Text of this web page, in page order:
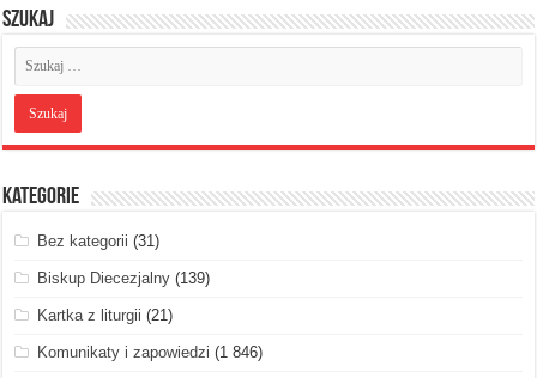
Szukaj
Kategorie
Bez kategorii (31)
Biskup Diecezjalny (139)
Kartka z liturgii (21)
Komunikaty i zapowiedzi (1 846)